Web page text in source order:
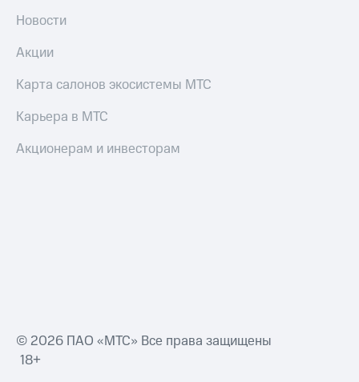
Новости
Акции
Карта салонов экосистемы МТС
Карьера в МТС
Акционерам и инвесторам
© 2026 ПАО «МТС» Все права защищены
18+